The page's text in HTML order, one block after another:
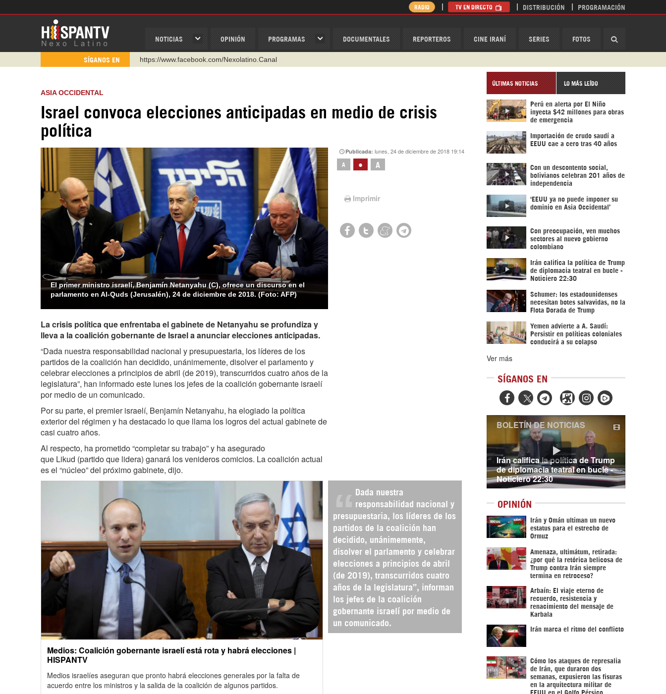
NOTICIAS OPINIÓN PROGRAMAS DOCUMENTALES REPORTEROS CINE IRANÍ SERIES FOTOS
RADIO TV EN DIRECTO DISTRIBUCIÓN PROGRAMACIÓN
SÍGANOS EN
https://www.facebook.com/Nexolatino.Canal
https://t.me/hispantvcanal
https://urmedium.com/c/hispantv
Instagram como: hispan_tv
ASIA OCCIDENTAL
Israel convoca elecciones anticipadas en medio de crisis
política
El primer ministro israelí, Benjamín Netanyahu (C), ofrece un discurso en el
parlamento en Al-Quds (Jerusalén), 24 de diciembre de 2018. (Foto: AFP)
Publicada:lunes, 24 de diciembre de 2018 19:14
A • A
Imprimir
La crisis política que enfrentaba el gabinete de Netanyahu se profundiza y
lleva a la coalición gobernante de Israel a anunciar elecciones anticipadas.
“Dada nuestra responsabilidad nacional y presupuestaria, los líderes de los
partidos de la coalición han decidido, unánimemente, disolver el parlamento y
celebrar elecciones a principios de abril (de 2019), transcurridos cuatro años de la
legislatura”, han informado este lunes los jefes de la coalición gobernante israelí
por medio de un comunicado.
Por su parte, el premier israelí, Benjamín Netanyahu, ha elogiado la política
exterior del régimen y ha destacado lo que llama los logros del actual gabinete de
casi cuatro años.
Al respecto, ha prometido “completar su trabajo” y ha asegurado
que Likud (partido que lidera) ganará los venideros comicios. La coalición actual
es el “núcleo” del próximo gabinete, dijo.
Dada nuestra
responsabilidad nacional y
presupuestaria, los líderes de los
partidos de la coalición han
decidido, unánimemente,
disolver el parlamento y celebrar
elecciones a principios de abril
(de 2019), transcurridos cuatro
años de la legislatura”, informan
los jefes de la coalición
gobernante israelí por medio de
un comunicado.
Medios: Coalición gobernante israelí está rota y habrá elecciones |
HISPANTV
Medios israelíes aseguran que pronto habrá elecciones generales por la falta de
acuerdo entre los ministros y la salida de la coalición de algunos partidos.
ÚLTIMAS NOTICIAS LO MÁS LEÍDO
Perú en alerta por El Niño
inyecta $42 millones para obras
de emergencia
Importación de crudo saudí a
EEUU cae a cero tras 40 años
Con un descontento social,
bolivianos celebran 201 años de
independencia
‘EEUU ya no puede imponer su
dominio en Asia Occidental’
Con preocupación, ven muchos
sectores al nuevo gobierno
colombiano
Irán califica la política de Trump
de diplomacia teatral en bucle -
Noticiero 22:30
Schumer: los estadounidenses
necesitan botes salvavidas, no la
Flota Dorada de Trump
Yemen advierte a A. Saudí:
Persistir en políticas coloniales
conducirá a su colapso
Ver más
SÍGANOS EN
  
Irán califica la política de Trump
de diplomacia teatral en bucle -
Noticiero 22:30
BOLETÍN DE NOTICIAS
OPINIÓN
Irán y Omán ultiman un nuevo
estatus para el estrecho de
Ormuz
Amenaza, ultimátum, retirada:
¿por qué la retórica belicosa de
Trump contra Irán siempre
termina en retroceso?
Arbaín: El viaje eterno de
recuerdo, resistencia y
renacimiento del mensaje de
Karbala
Irán marca el ritmo del conflicto
Cómo los ataques de represalia
de Irán, que duraron dos
semanas, expusieron las fisuras
en la arquitectura militar de
EEUU en el Golfo Pérsico